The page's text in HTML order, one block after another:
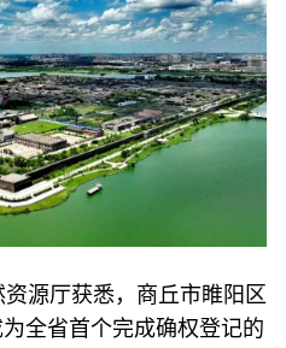
源厅获悉，商丘市睢阳区
全省首个完成确权登记的